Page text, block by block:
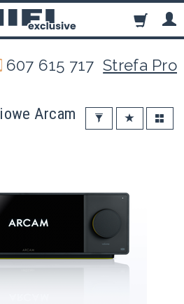
607 615 717Strefa Pro
Arcam